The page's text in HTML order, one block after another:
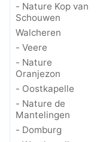
- Nature Kop van
Schouwen
Walcheren
- Veere
- Nature
Oranjezon
- Oostkapelle
- Nature de
Mantelingen
- Domburg